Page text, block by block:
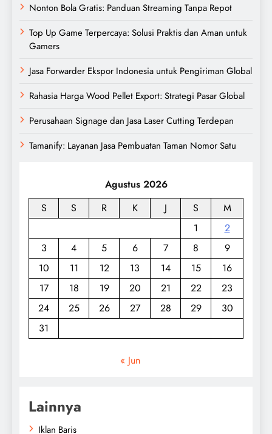
Nonton Bola Gratis: Panduan Streaming Tanpa Repot
Top Up Game Terpercaya: Solusi Praktis dan Aman untuk
Gamers
Jasa Forwarder Ekspor Indonesia untuk Pengiriman Global
Rahasia Harga Wood Pellet Export: Strategi Pasar Global
Perusahaan Signage dan Jasa Laser Cutting Terdepan
Tamanify: Layanan Jasa Pembuatan Taman Nomor Satu
Agustus 2026
S
S R K J S
M
1
2
3
4 5 6 7 8
9
10
11 12 13 14 15
16
17
18 19 20 21 22
23
24
25 26 27 28 29
30
31
« Jun
Lainnya
Iklan Baris